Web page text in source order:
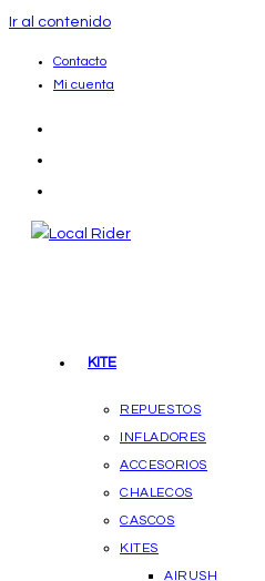
Ir al contenido
Contacto
Mi cuenta
KITE
REPUESTOS
INFLADORES
ACCESORIOS
CHALECOS
CASCOS
KITES
AIRUSH